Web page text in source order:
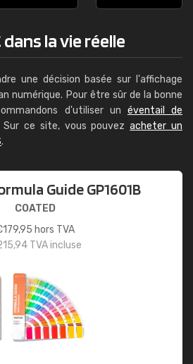
dans la vie réelle
une décision basée sur l'affichage
numérique. Pour être sûr de la bonne
d'utiliser un éventail de
Sur ce site, vous pouvezacheter un
.
Guide GP1601B
COATED
179,95 hors TVA
TVA incluse